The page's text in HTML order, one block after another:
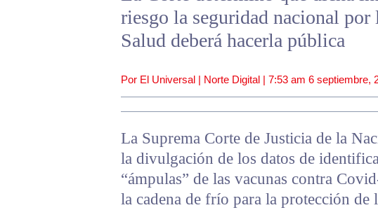
riesgo la seguridad nacional por
Salud deberá hacerla pública
Por El Universal | Norte Digital | 7:53 am 6 septiembre,
La Suprema Corte de Justicia de la
la divulgación de los datos de
“ámpulas” de las vacunas contra
la cadena de frío para la protección de